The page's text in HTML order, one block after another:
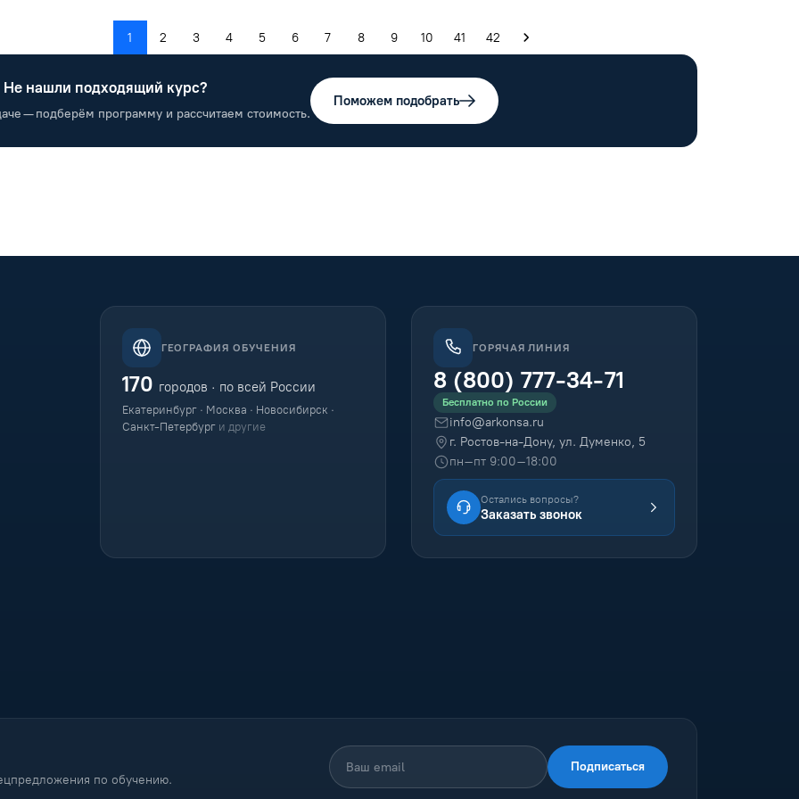
1 2 3 4 5 6 7 8 9 10 41 42
Не нашли подходящий курс?
— подберём программу и рассчитаем стоимость.
Поможем подобрать
ГЕОГРАФИЯ ОБУЧЕНИЯ
170 городов · по всей России
Екатеринбург · Москва · Новосибирск ·
Санкт-Петербург и другие
ГОРЯЧАЯ ЛИНИЯ
8 (800) 777-34-71
Бесплатно по России
info@arkonsa.ru
г. Ростов-на-Дону, ул. Думенко, 5
пн–пт 9:00–18:00
Остались вопросы?
Заказать звонок
по обучению.
Подписаться